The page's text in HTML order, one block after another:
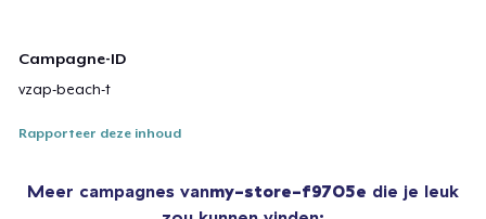
Campagne-ID
vzap-beach-t
Rapporteer deze inhoud
Meer campagnes vanmy-store-f9705e die je leuk